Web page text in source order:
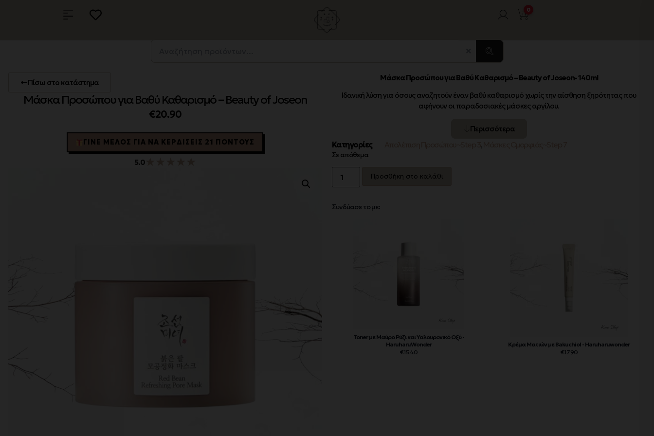
0
Πίσω στο κατάστημα
Μάσκα Προσώπου για Βαθύ Καθαρισμό – Beauty of Joseon
€20.90
ΓΊΝΕ ΜΈΛΟΣ ΓΙΑ ΝΑ ΚΕΡΔΊΣΕΙΣ 21 ΠΌΝΤΟΥΣ
5.0★
Μάσκα Προσώπου για Βαθύ Καθαρισμό – Beauty of Joseon- 140ml
Ιδανική λύση για όσους αναζητούν έναν βαθύ καθαρισμό χωρίς την αίσθηση ξηρότητας που
αφήνουν οι παραδοσιακές μάσκες αργίλου.
Περισσότερα
Κατηγορίες ,
Σε απόθεμα
Προσθήκη στο καλάθι
Συνδύασε το με:
Toner με Μαύρο Ρύζι και Υαλουρονικό Οξύ -
HaruharuWonder
€15.40
Κρέμα Ματιών με Bakuchiol - Haruharuwonder
€17.90